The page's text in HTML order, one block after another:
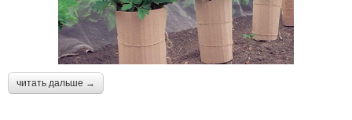
читать дальше →